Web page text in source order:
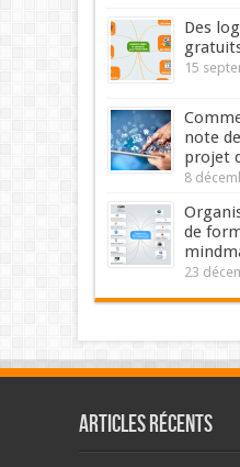
Des
15
note
projet
8
de
23
Articles récents